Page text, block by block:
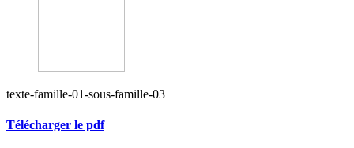
texte-famille-01-sous-famille-03
Télécharger le pdf